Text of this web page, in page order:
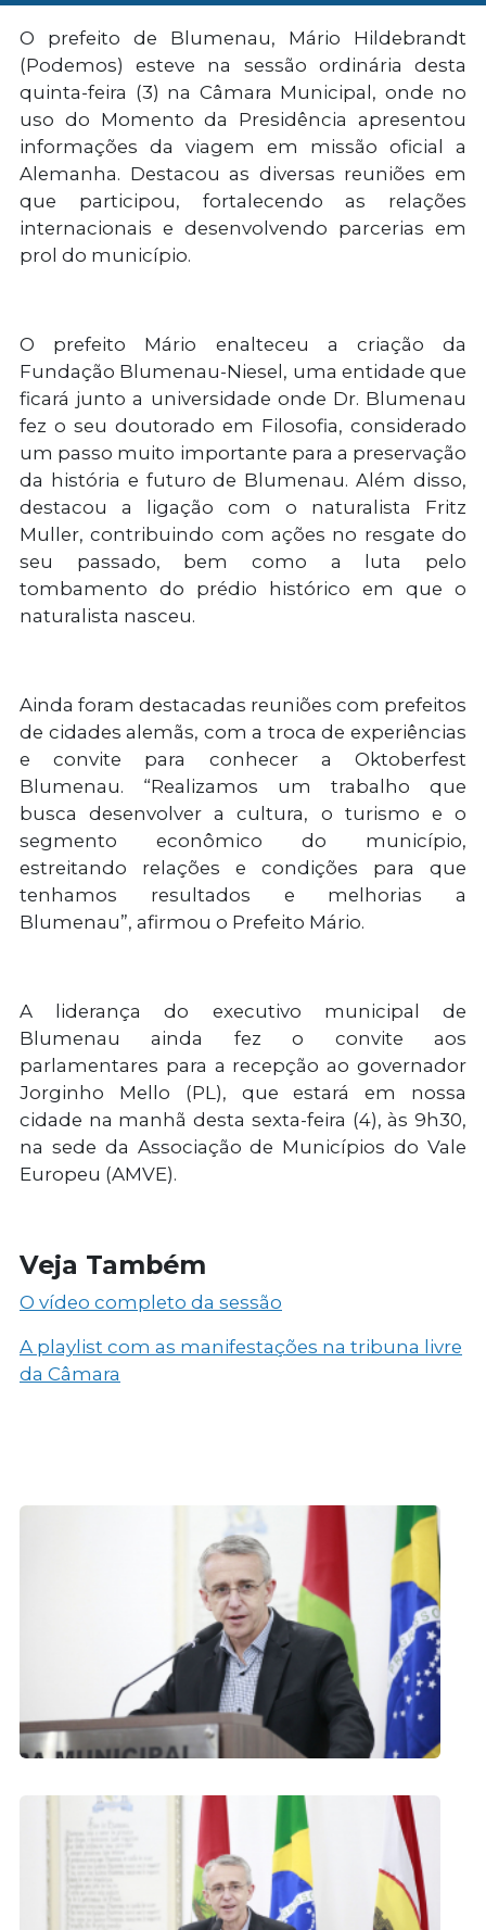
O prefeito de Blumenau, Mário Hildebrandt
(Podemos) esteve na sessão ordinária desta
quinta-feira (3) na Câmara Municipal, onde no
uso do Momento da Presidência apresentou
informações da viagem em missão oficial a
Alemanha. Destacou as diversas reuniões em
que participou, fortalecendo as relações
internacionais e desenvolvendo parcerias em
prol do município.
O prefeito Mário enalteceu a criação da
Fundação Blumenau-Niesel, uma entidade que
ficará junto a universidade onde Dr. Blumenau
fez o seu doutorado em Filosofia, considerado
um passo muito importante para a preservação
da história e futuro de Blumenau. Além disso,
destacou a ligação com o naturalista Fritz
Muller, contribuindo com ações no resgate do
seu passado, bem como a luta pelo
tombamento do prédio histórico em que o
naturalista nasceu.
Ainda foram destacadas reuniões com prefeitos
de cidades alemãs, com a troca de experiências
e convite para conhecer a Oktoberfest
Blumenau. “Realizamos um trabalho que
busca desenvolver a cultura, o turismo e o
segmento econômico do município,
estreitando relações e condições para que
tenhamos resultados e melhorias a
Blumenau”, afirmou o Prefeito Mário.
A liderança do executivo municipal de
Blumenau ainda fez o convite aos
parlamentares para a recepção ao governador
Jorginho Mello (PL), que estará em nossa
cidade na manhã desta sexta-feira (4), às 9h30,
na sede da Associação de Municípios do Vale
Europeu (AMVE).
Veja Também
O vídeo completo da sessão
A playlist com as manifestações na tribuna livre
da Câmara